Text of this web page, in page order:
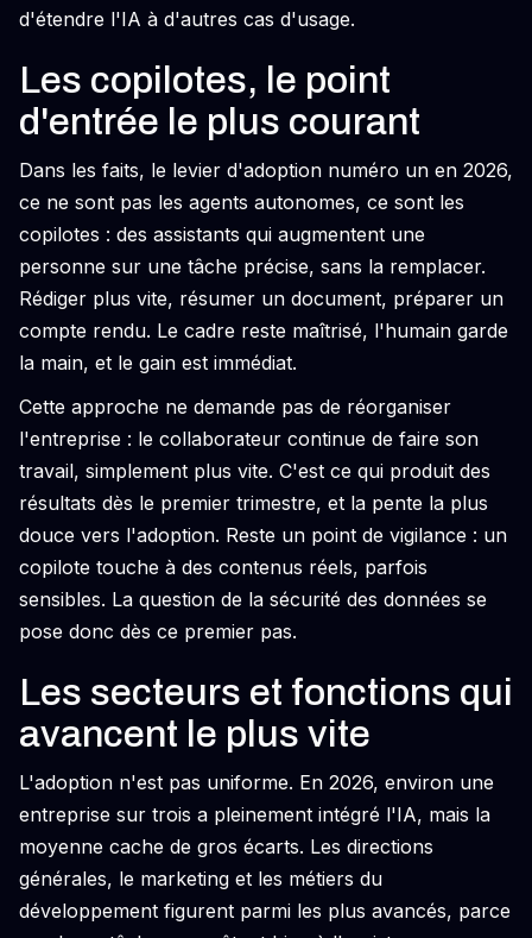
d'étendre l'IA à d'autres cas d'usage.
Les copilotes, le point
d'entrée le plus courant
Dans les faits, le levier d'adoption numéro un en 2026,
ce ne sont pas les agents autonomes, ce sont les
copilotes : des assistants qui augmentent une
personne sur une tâche précise, sans la remplacer.
Rédiger plus vite, résumer un document, préparer un
compte rendu. Le cadre reste maîtrisé, l'humain garde
la main, et le gain est immédiat.
Cette approche ne demande pas de réorganiser
l'entreprise : le collaborateur continue de faire son
travail, simplement plus vite. C'est ce qui produit des
résultats dès le premier trimestre, et la pente la plus
douce vers l'adoption. Reste un point de vigilance : un
copilote touche à des contenus réels, parfois
sensibles. La question de la sécurité des données se
pose donc dès ce premier pas.
Les secteurs et fonctions qui
avancent le plus vite
L'adoption n'est pas uniforme. En 2026, environ une
entreprise sur trois a pleinement intégré l'IA, mais la
moyenne cache de gros écarts. Les directions
générales, le marketing et les métiers du
développement figurent parmi les plus avancés, parce